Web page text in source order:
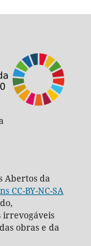
Abertos da
CC-BY-NC-SA
irrevogáveis
obras e da